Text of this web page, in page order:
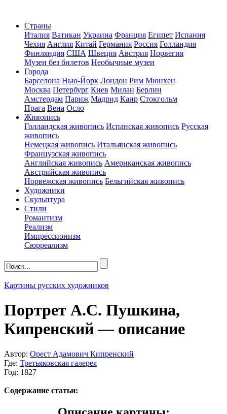
Страны
Италия Ватикан Украина Франция Египет Испания
Чехия Англия Китай Германия Россия Голландия
Финляндия США Швеция Австрия Норвегия
Музеи без билетов Необычные музеи
Города
Барселона Нью-Йорк Лондон Рим Мюнхен
Москва Петербург Киев Милан Берлин
Амстердам Париж Мадрид Каир Стокгольм
Прага Вена Осло
Живопись
Голландская живопись Испанская живопись Русская
живопись
Немецкая живопись Итальянская живопись
Французская живопись
Английская живопись Американская живопись
Австрийская живопись
Норвежская живопись Бельгийская живопись
Художники
Скульптура
Стили
Романтизм
Реализм
Импрессионизм
Сюрреализм
Картины русских художников
Портрет А.С. Пушкина,
Кипренский — описание
Автор: Орест Адамович Кипренский
Где: Третьяковская галерея
Год: 1827
Содержание статьи: